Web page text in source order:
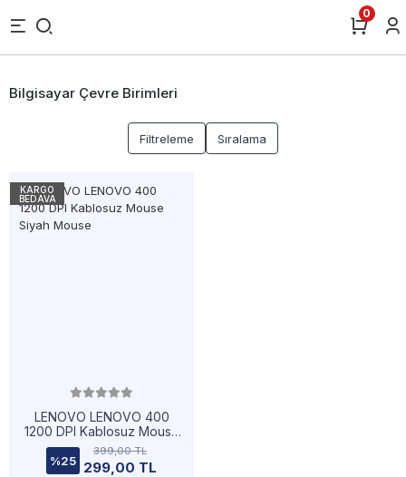
0
Bilgisayar Çevre Birimleri
Filtreleme Sıralama
KARGO
BEDAVA
LENOVO LENOVO 400
1200 DPI Kablosuz Mouse
Siyah Mouse
%25
399,00 TL
299,00 TL